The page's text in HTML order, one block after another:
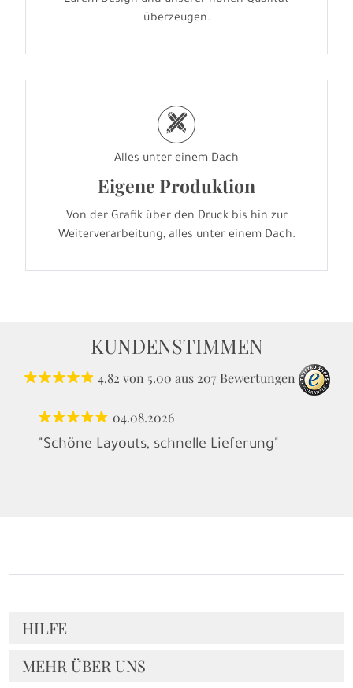
überzeugen.
h
Alles unter einem Dach
Eigene Produktion
Von der Grafik über den Druck bis hin zur
Weiterverarbeitung, alles unter einem Dach.
KUNDENSTIMMEN
4.82 von 5.00 aus 207 Bewertungen
04.08.2026
"Schöne Layouts, schnelle Lieferung"
HILFE
MEHR ÜBER UNS